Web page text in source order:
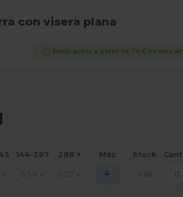
con visera plana
Envío gratis a partir de 79 € en este
144-287 288 + Más Stock
+